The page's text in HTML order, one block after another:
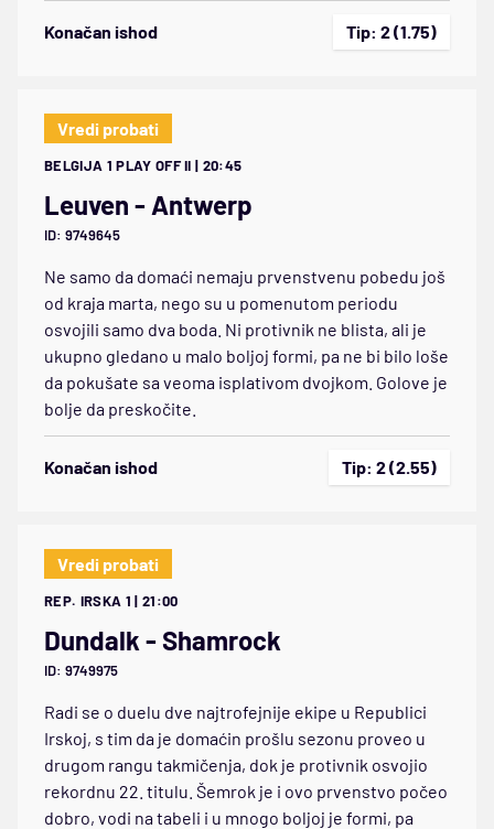
Konačan ishod Tip: 2 (1.75)
Vredi probati
BELGIJA 1 PLAY OFF II | 20:45
Leuven - Antwerp
ID: 9749645
Ne samo da domaći nemaju prvenstvenu pobedu još
od kraja marta, nego su u pomenutom periodu
osvojili samo dva boda. Ni protivnik ne blista, ali je
ukupno gledano u malo boljoj formi, pa ne bi bilo loše
da pokušate sa veoma isplativom dvojkom. Golove je
bolje da preskočite.
Konačan ishod Tip: 2 (2.55)
Vredi probati
REP. IRSKA 1 | 21:00
Dundalk - Shamrock
ID: 9749975
Radi se o duelu dve najtrofejnije ekipe u Republici
Irskoj, s tim da je domaćin prošlu sezonu proveo u
drugom rangu takmičenja, dok je protivnik osvojio
rekordnu 22. titulu. Šemrok je i ovo prvenstvo počeo
dobro, vodi na tabeli i u mnogo boljoj je formi, pa